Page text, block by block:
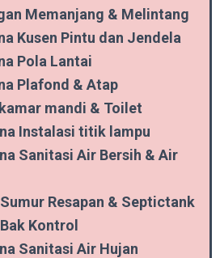
Memanjang & Melintang
Kusen Pintu dan Jendela
Pola Lantai
Plafond & Atap
mandi & Toilet
Instalasi titik lampu
Sanitasi Air Bersih & Air
Resapan & Septictank
Kontrol
Sanitasi Air Hujan